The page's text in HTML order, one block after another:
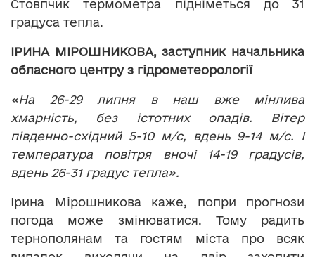
Стовпчик термометра підніметься до 31
градуса тепла.
ІРИНА МІРОШНИКОВА, заступник начальника
обласного центру з гідрометеорології
«На 26-29 липня в наш вже мінлива
хмарність, без істотних опадів. Вітер
південно-східний 5-10 м/с, вдень 9-14 м/с. І
температура повітря вночі 14-19 градусів,
вдень 26-31 градус тепла».
Ірина Мірошникова каже, попри прогнози
погода може змінюватися. Тому радить
тернополянам та гостям міста про всяк